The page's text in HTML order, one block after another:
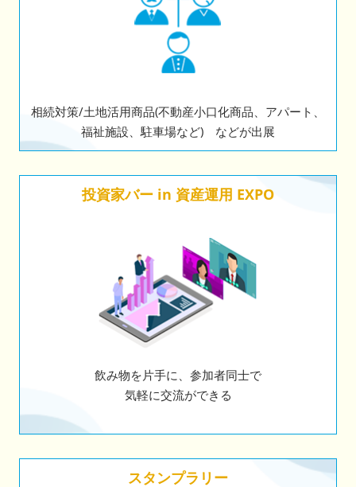
相続対策/土地活用商品(不動産小口化商品、アパート、
福祉施設、駐車場など) などが出展
投資家バー in 資産運用 EXPO
飲み物を片手に、参加者同士で
気軽に交流ができる
スタンプラリー